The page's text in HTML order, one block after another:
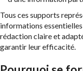
Tous ces supports
informations
rédaction claire et
garantir leur efficacité.